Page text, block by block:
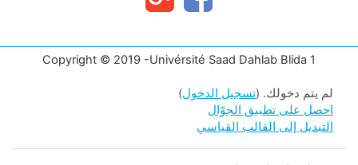
Copyright © 2019 -Univérsité Saad Dahlab Blida 1
لم يتم دخولك. (تسجيل الدخول)
احصل على تطبيق الجوّال
التبديل إلى القالب القياسي